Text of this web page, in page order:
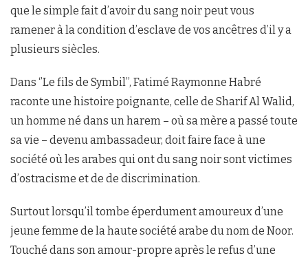
que le simple fait d’avoir du sang noir peut vous
ramener à la condition d’esclave de vos ancêtres d’il y a
plusieurs siècles.
Dans ‘’Le fils de Symbil’’, Fatimé Raymonne Habré
raconte une histoire poignante, celle de Sharif Al Walid,
un homme né dans un harem – où sa mère a passé toute
sa vie – devenu ambassadeur, doit faire face à une
société où les arabes qui ont du sang noir sont victimes
d’ostracisme et de de discrimination.
Surtout lorsqu’il tombe éperdument amoureux d’une
jeune femme de la haute société arabe du nom de Noor.
Touché dans son amour-propre après le refus d’une